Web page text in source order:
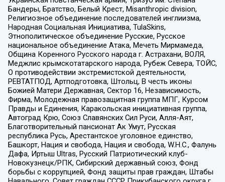
Бандеры, Братство, Белый Крест, Misanthropic division,
Религиозное объединение последователей инглиизма,
Народная Социальная Инициатива, TulaSkins,
Этнополитическое объединение Русские, Русское
национальное объединение Атака, Мечеть Мирмамеда,
Община Коренного Русского народа г. Астрахани, ВОЛЯ,
Меджлис крымскотатарского народа, Рубеж Севера, ТОЙС,
О противодействии экстремистской деятельности,
РЕВТАТПОД, Артподготовка, Штольц, В честь иконы
Божией Матери Державная, Сектор 16, Независимость,
Фирма, Молодежная правозащитная группа МПГ, Курсом
Правды и Единения, Каракольская инициативная группа,
Автоград Крю, Союз Славянских Сил Руси, Алля-Аят,
Благотворительный пансионат Ак Умут, Русская
республика Русь, Арестантское уголовное единство,
Башкорт, Нация и свобода, Нация и свобода, W.H.С., Фалунь
Дафа, Иртыш Ultras, Русский Патриотический клуб-
Новокузнецк/РПК, Сибирский державный союз, Фонд
борьбы с коррупцией, Фонд защиты прав граждан, Штабы